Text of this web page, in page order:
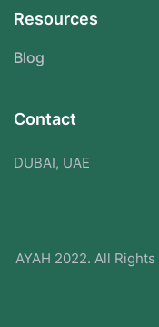
Resources
Blog
Contact
DUBAI, UAE
AYAH 2022. All